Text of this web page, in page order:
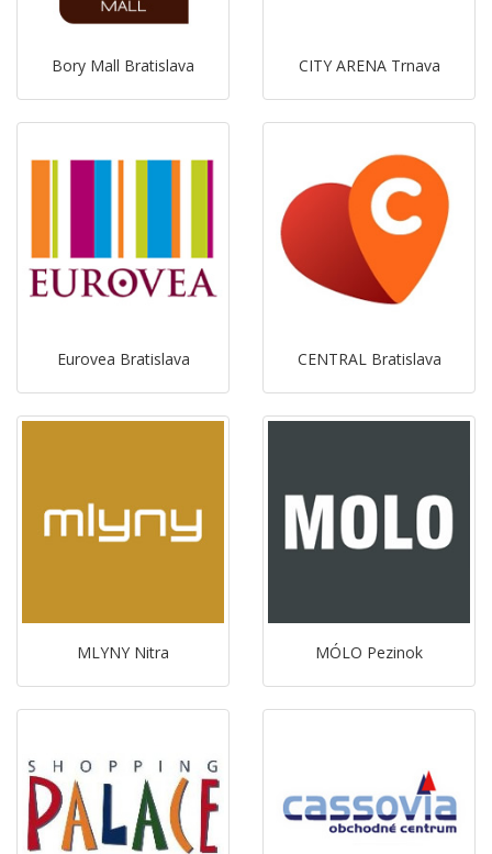
Bory Mall Bratislava CITY ARENA Trnava
Eurovea Bratislava CENTRAL Bratislava
MLYNY Nitra MÓLO Pezinok